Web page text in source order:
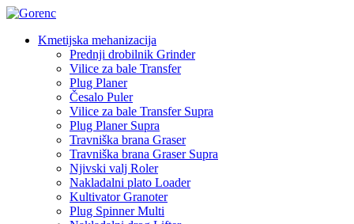
Kmetijska mehanizacija
Prednji drobilnik Grinder
Vilice za bale Transfer
Plug Planer
Česalo Puler
Vilice za bale Transfer Supra
Plug Planer Supra
Travniška brana Graser
Travniška brana Graser Supra
Njivski valj Roler
Nakladalni plato Loader
Kultivator Granoter
Plug Spinner Multi